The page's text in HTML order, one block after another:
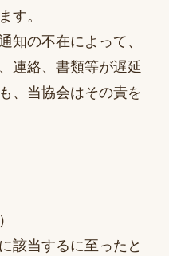
す。
知の不在によって、
連絡、書類等が遅延
、当協会はその責を
該当するに至ったと